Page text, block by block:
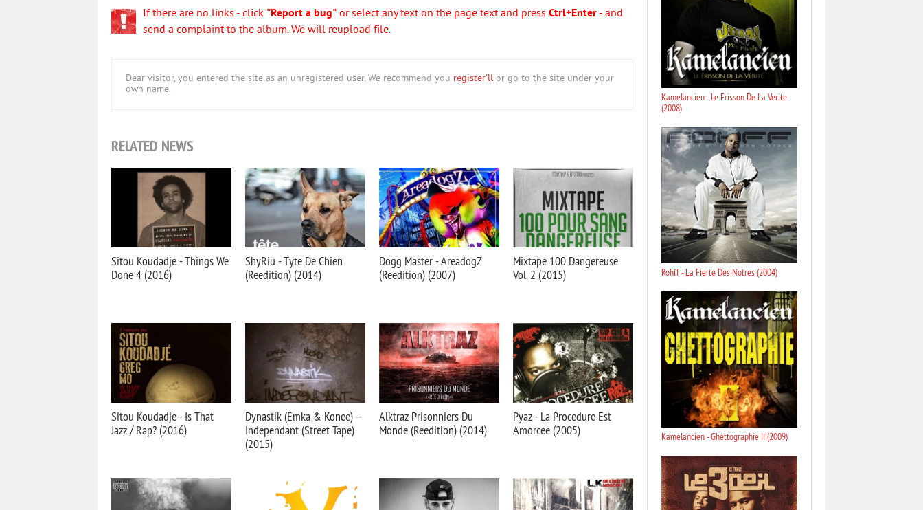
If there are no links - click "Report a bug" or select any text on the page text and press Ctrl+Enter - and
send a complaint to the album. We will reupload file.
Dear visitor, you entered the site as an unregistered user. We recommend you register'll or go to the site under your
own name.
RELATED NEWS
Sitou Koudadje - Things We
Done 4 (2016)
ShyRiu - Tуte De Chien
(Reedition) (2014)
Dogg Master - AreadogZ
(Reedition) (2007)
Mixtape 100 Dangereuse
Vol. 2 (2015)
Sitou Koudadje - Is That
Jazz / Rap? (2016)
Dynastik (Emka & Konee) –
Independant (Street Tape)
(2015)
Alktraz Prisonniers Du
Monde (Reedition) (2014)
Pyaz - La Procedure Est
Amorcee (2005)
Kamelancien - Le Frisson De La Verite
(2008)
Rohff - La Fierte Des Notres (2004)
Kamelancien - Ghettographie II (2009)